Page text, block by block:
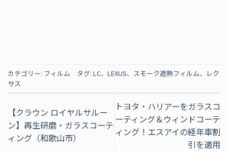
カテゴリー: フィルム タグ: LC、 LEXUS、 スモーク遮熱フィルム、
レク
サス
【クラウン ロイヤルサルー
ン】再生研磨・ガラスコーテ
ィング（和歌山市）
トヨタ・ハリアーをガラスコ
ーティング＆ウィンドコーテ
ィング！エスアイの経年車割
引を適用